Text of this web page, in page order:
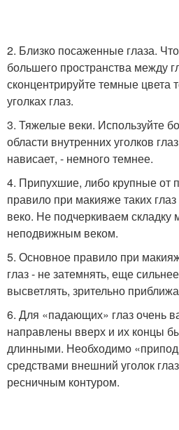
2. Близко посаженные глаза.
большего пространства между
сконцентрируйте темные цвета
уголках глаз.
3. Тяжелые веки. Используйте
области внутренних уголков
нависает, - немного темнее.
4. Припухшие, либо крупные от
правило при макияже таких
веко. Не подчеркиваем
неподвижным веком.
5. Основное правило при
глаз - не затемнять, еще
высветлять, зрительно
6. Для «падающих» глаз очень
направлены вверх и их концы
длинными. Необходимо
средствами внешний уголок
ресничным контуром.